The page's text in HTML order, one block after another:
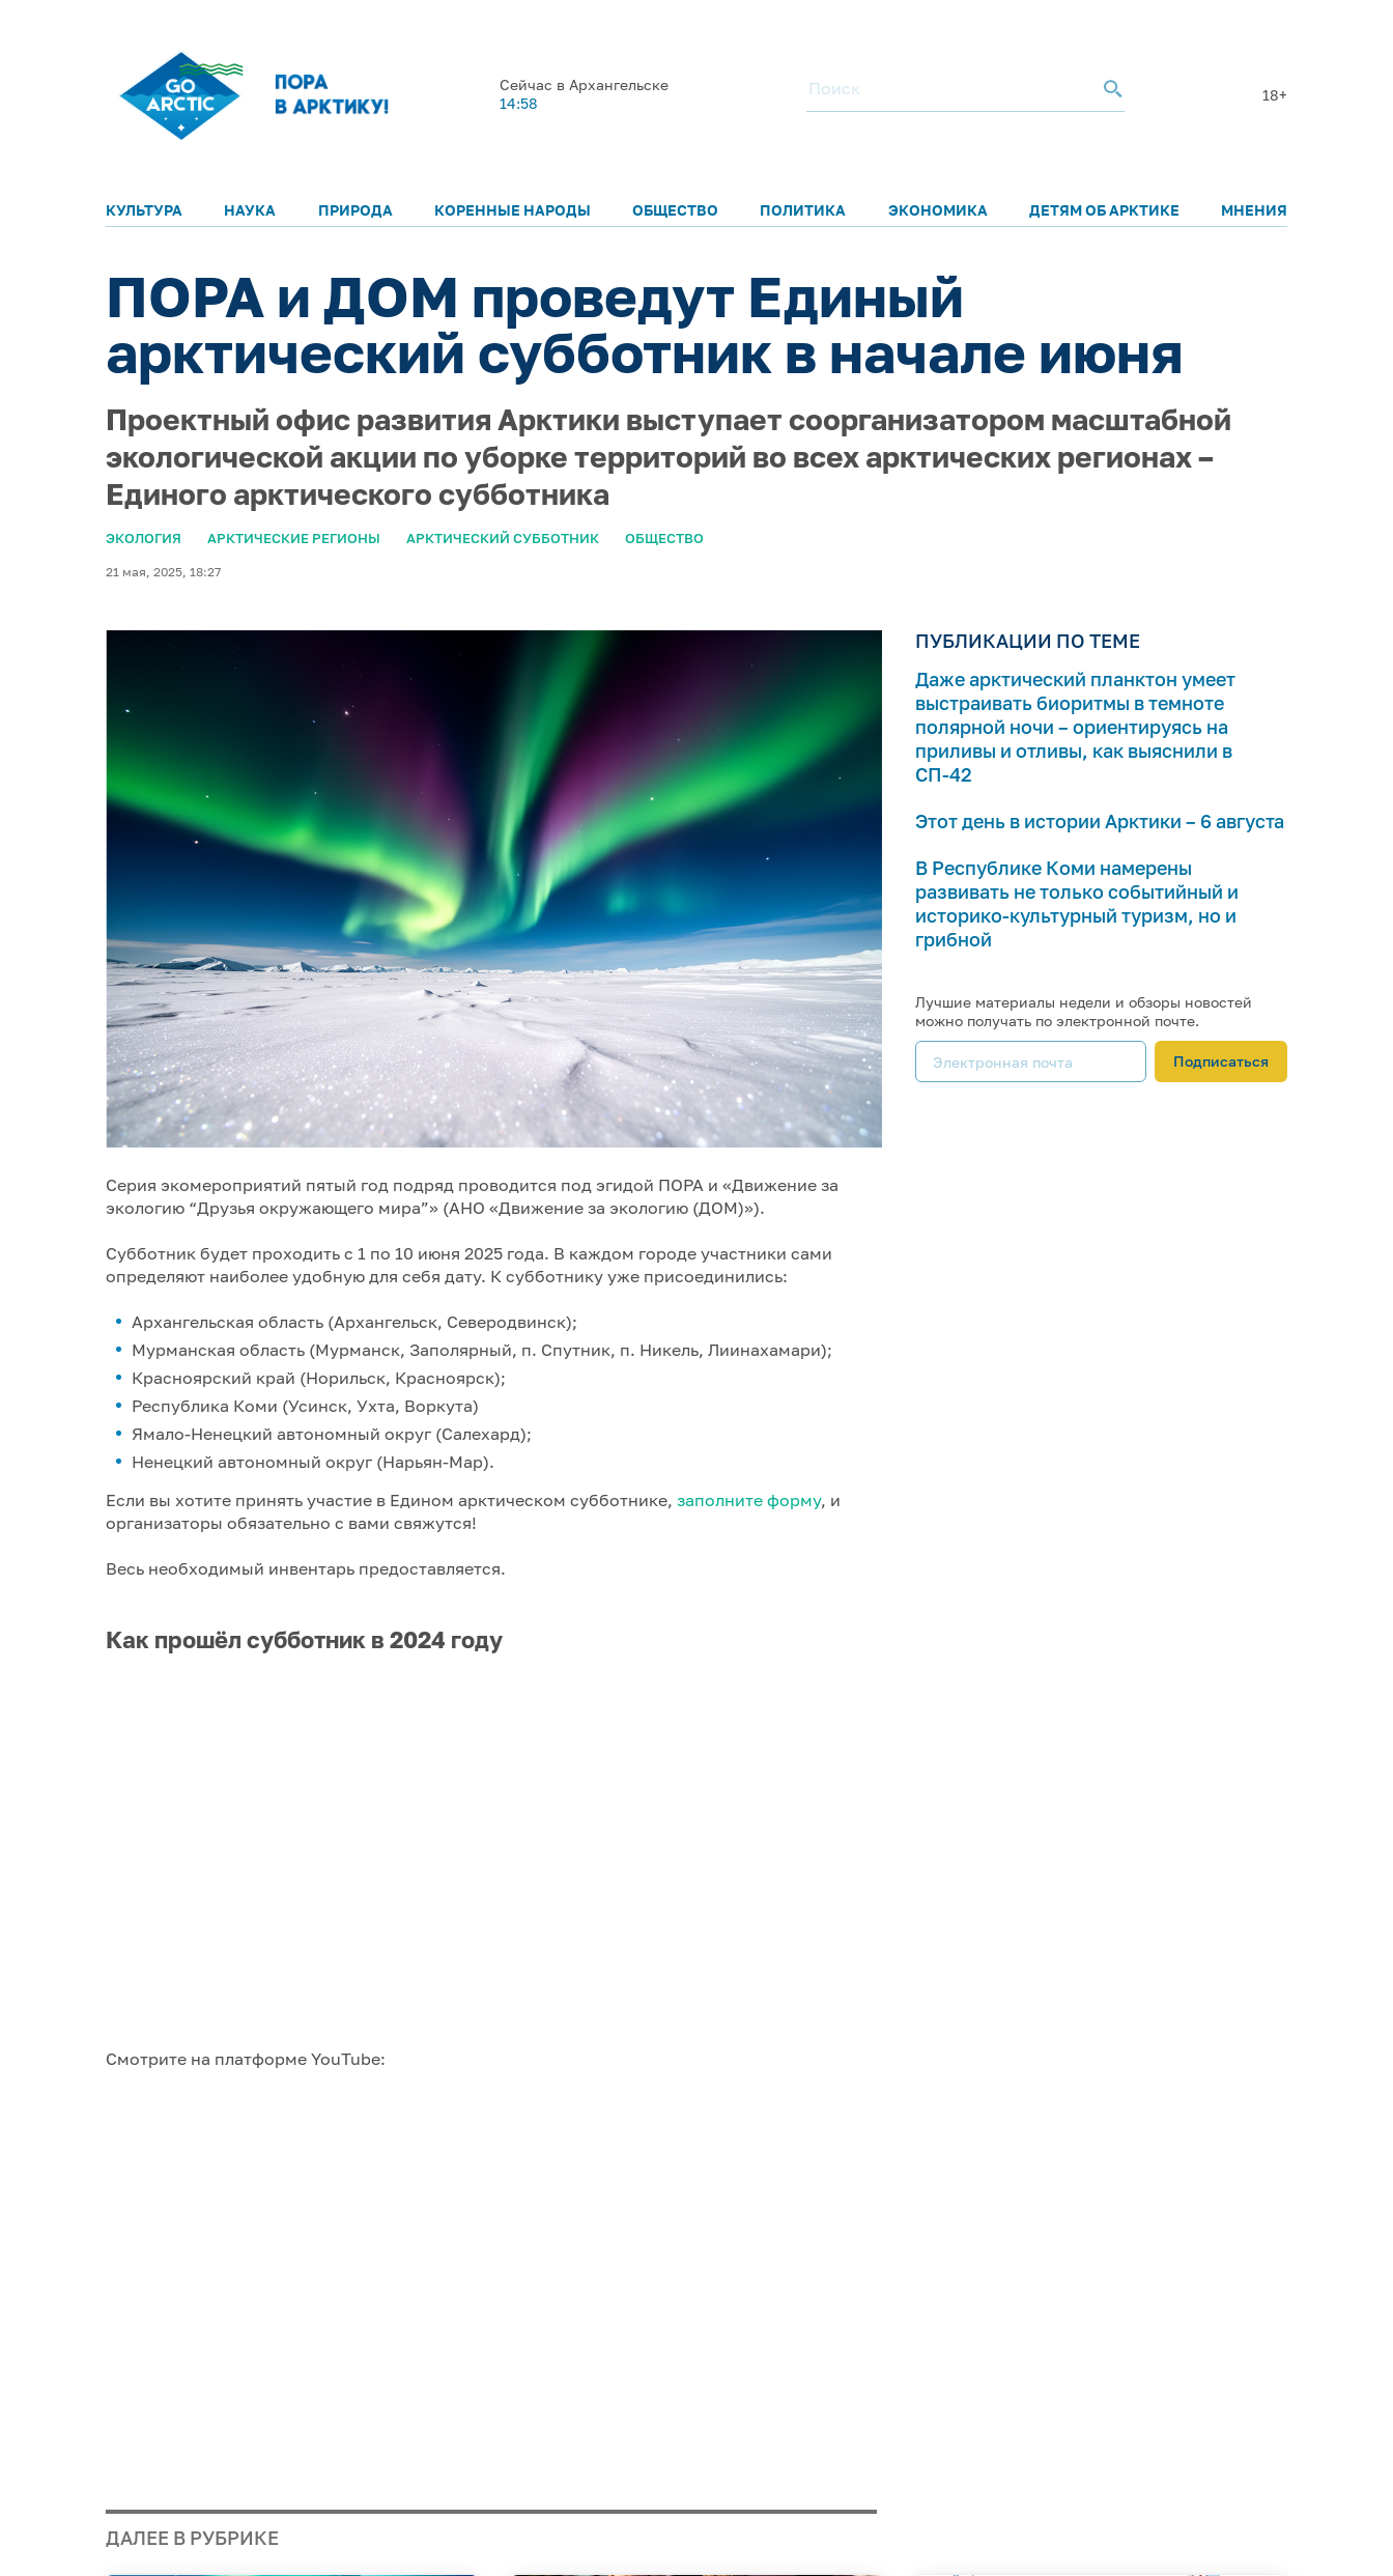
Сейчас в Архангельске
14:58
18+
КУЛЬТУРА НАУКА ПРИРОДА КОРЕННЫЕ НАРОДЫ ОБЩЕСТВО ПОЛИТИКА ЭКОНОМИКА ДЕТЯМ ОБ АРКТИКЕ МНЕНИЯ
ПОРА и ДОМ проведут Единый
арктический субботник в начале июня
Проектный офис развития Арктики выступает соорганизатором масштабной
экологической акции по уборке территорий во всех арктических регионах –
Единого арктического субботника
ЭКОЛОГИЯ АРКТИЧЕСКИЕ РЕГИОНЫ АРКТИЧЕСКИЙ СУББОТНИК ОБЩЕСТВО
21 мая, 2025, 18:27
Серия экомероприятий пятый год подряд проводится под эгидой ПОРА и «Движение за
экологию “Друзья окружающего мира”» (АНО «Движение за экологию (ДOM)»).
Субботник будет проходить с 1 по 10 июня 2025 года. В каждом городе участники сами
определяют наиболее удобную для себя дату. К субботнику уже присоединились:
Архангельская область (Архангельск, Северодвинск);
Мурманская область (Мурманск, Заполярный, п. Спутник, п. Никель, Лиинахамари);
Красноярский край (Норильск, Красноярск);
Республика Коми (Усинск, Ухта, Воркута)
Ямало-Ненецкий автономный округ (Салехард);
Ненецкий автономный округ (Нарьян-Мар).
Если вы хотите принять участие в Едином арктическом субботнике, заполните форму, и
организаторы обязательно с вами свяжутся!
Весь необходимый инвентарь предоставляется.
Как прошёл субботник в 2024 году
Смотрите на платформе YouTube:
ПУБЛИКАЦИИ ПО ТЕМЕ
Даже арктический планктон умеет
выстраивать биоритмы в темноте
полярной ночи – ориентируясь на
приливы и отливы, как выяснили в
СП-42
Этот день в истории Арктики – 6 августа
В Республике Коми намерены
развивать не только событийный и
историко-культурный туризм, но и
грибной
Лучшие материалы недели и обзоры новостей
можно получать по электронной почте.
Подписаться
ДАЛЕЕ В РУБРИКЕ